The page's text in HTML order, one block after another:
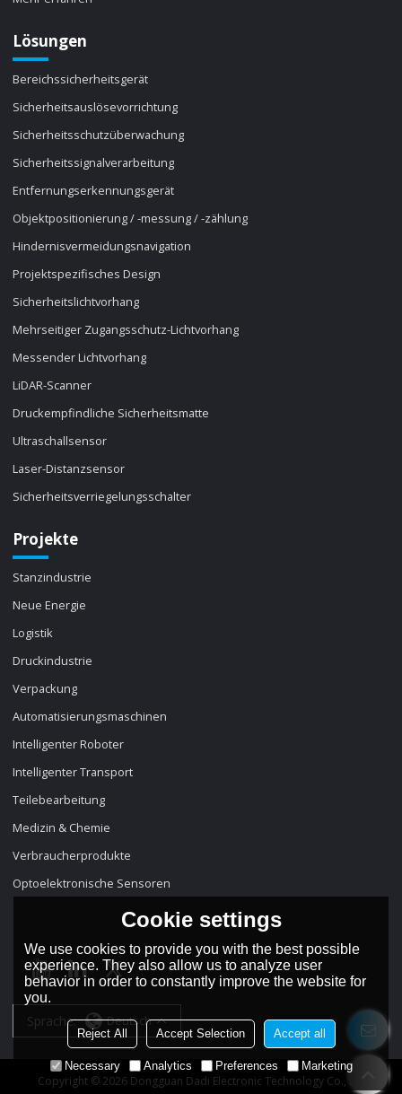
Lösungen
Bereichssicherheitsgerät
Sicherheitsauslösevorrichtung
Sicherheitsschutzüberwachung
Sicherheitssignalverarbeitung
Entfernungserkennungsgerät
Objektpositionierung / -messung / -zählung
Hindernisvermeidungsnavigation
Projektspezifisches Design
Sicherheitslichtvorhang
Mehrseitiger Zugangsschutz-Lichtvorhang
Messender Lichtvorhang
LiDAR-Scanner
Druckempfindliche Sicherheitsmatte
Ultraschallsensor
Laser-Distanzsensor
Sicherheitsverriegelungsschalter
Projekte
Stanzindustrie
Neue Energie
Logistik
Druckindustrie
Verpackung
Automatisierungsmaschinen
Intelligenter Roboter
Intelligenter Transport
Teilebearbeitung
Medizin & Chemie
Verbraucherprodukte
Optoelektronische Sensoren
Sprache: Deutsch
Copyright © 2026 Dongguan Dadi Electronic Technology Co., Ltd
Cookie settings
We use cookies to provide you with the best possible
experience. They also allow us to analyze user
behavior in order to constantly improve the website for
you.
Reject All Accept Selection Accept all
Necessary Analytics Preferences Marketing